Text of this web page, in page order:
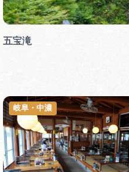
五宝滝
岐阜・中濃